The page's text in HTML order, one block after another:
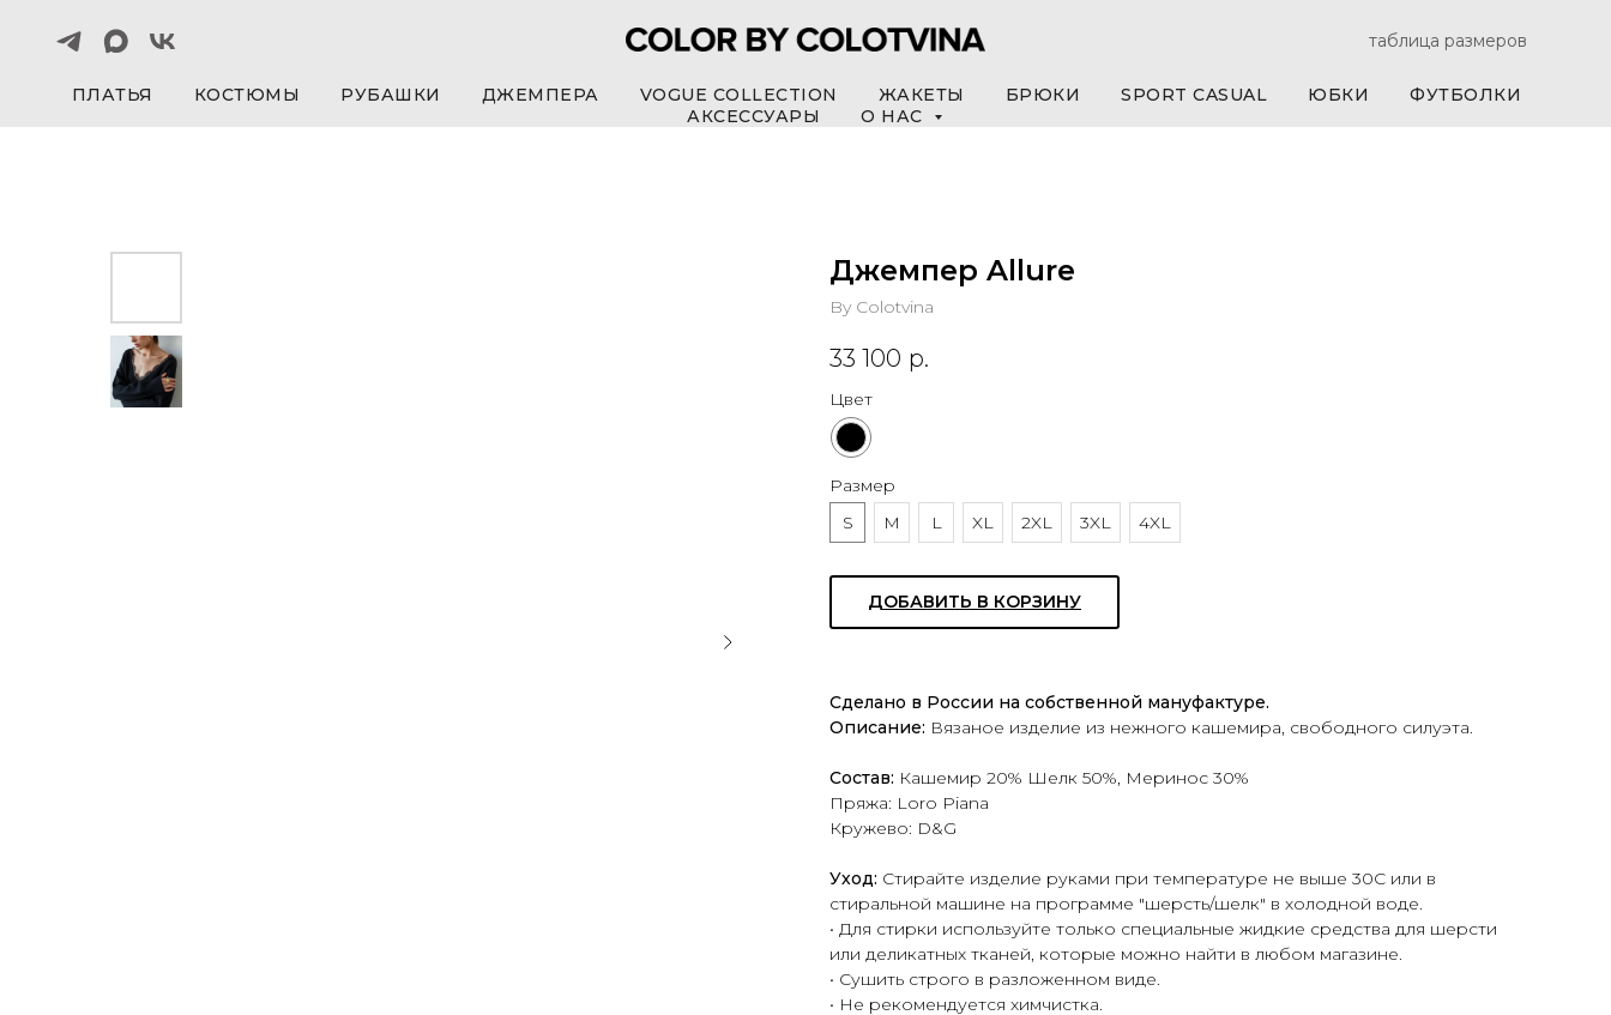
таблица размеров
ПЛАТЬЯ КОСТЮМЫ РУБАШКИ ДЖЕМПЕРА VOGUE COLLECTION ЖАКЕТЫ БРЮКИ SPORT CASUAL ЮБКИ
ФУТБОЛКИ
АКСЕССУАРЫ
О НАС
Джемпер Allure
By Colotvina
33 100 р.
Цвет
Размер
S
M L XL 2XL 3XL 4XL
ДОБАВИТЬ В КОРЗИНУ
Сделано в России на собственной мануфактуре.
Описание: Вязаное изделие из нежного кашемира, свободного силуэта.
Состав: Кашемир 20% Шелк 50%, Меринос 30%
Пряжа: Loro Piana
Кружево: D&G
Уход: Стирайте изделие руками при температуре не выше 30С или в
стиральной машине на программе "шерсть/шелк" в холодной воде.
• Для стирки используйте только специальные жидкие средства для шерсти
или деликатных тканей, которые можно найти в любом магазине.
• Сушить строго в разложенном виде.
• Не рекомендуется химчистка.